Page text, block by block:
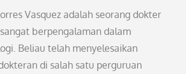
Vasquez adalah seorang dokter
berpengalaman dalam
Beliau telah menyelesaikan
di salah satu perguruan